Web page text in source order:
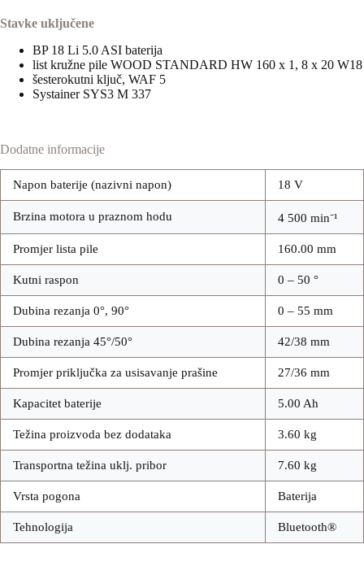
Stavke uključene
BP 18 Li 5.0 ASI baterija
list kružne pile WOOD STANDARD HW 160 x 1, 8 x 20 W18
šesterokutni ključ, WAF 5
Systainer SYS3 M 337
Dodatne informacije
Napon baterije (nazivni napon) 18 V
Brzina motora u praznom hodu 4 500 min⁻¹
Promjer lista pile 160.00 mm
Kutni raspon 0 – 50 °
Dubina rezanja 0°, 90° 0 – 55 mm
Dubina rezanja 45°/50° 42/38 mm
Promjer priključka za usisavanje prašine 27/36 mm
Kapacitet baterije 5.00 Ah
Težina proizvoda bez dodataka 3.60 kg
Transportna težina uklj. pribor 7.60 kg
Vrsta pogona Baterija
Tehnologija Bluetooth®